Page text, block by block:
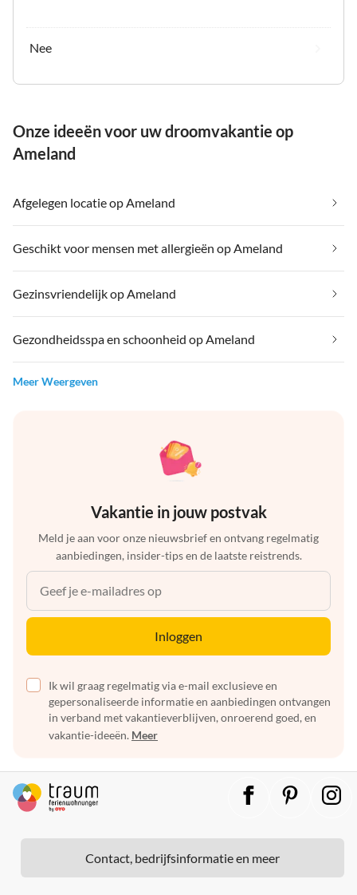
Nee
Onze ideeën voor uw droomvakantie op
Ameland
Afgelegen locatie op Ameland
Geschikt voor mensen met allergieën op Ameland
Gezinsvriendelijk op Ameland
Gezondheidsspa en schoonheid op Ameland
Meer Weergeven
Vakantie in jouw postvak
Meld je aan voor onze nieuwsbrief en ontvang regelmatig
aanbiedingen, insider-tips en de laatste reistrends.
Inloggen
Ik wil graag regelmatig via e-mail exclusieve en
gepersonaliseerde informatie en aanbiedingen ontvangen
in verband met vakantieverblijven, onroerend goed, en
vakantie-ideeën. Meer
Contact, bedrijfsinformatie en meer